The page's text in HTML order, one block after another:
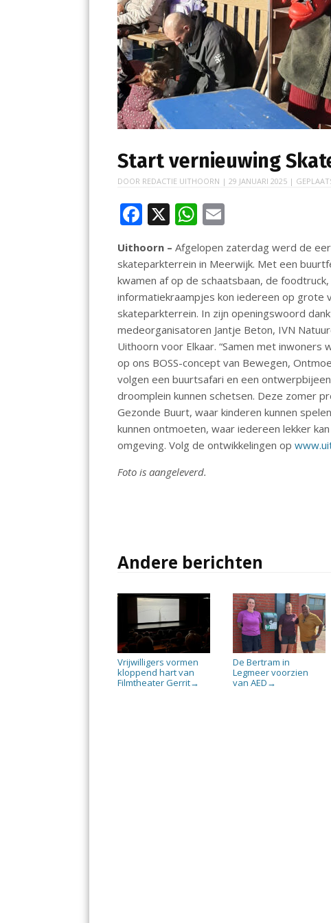
Start vernieuwing
DOOR REDACTIE UITHOORN |29 JANUARI 2025 |
F
ac
e
b
o
o
k
X W
h
at
s
A
p
p
ai
l
Uithoorn –Afgelopen zaterdag werd de
skateparkterrein in Meerwijk. Met een
kwamen af op de schaatsbaan, de
informatiekraampjes kon iedereen op grote
skateparkterrein. In zijn openingswoord
medeorganisatoren Jantje Beton, IVN
Uithoorn voor Elkaar. “Samen met
op ons BOSS-concept van Bewegen,
volgen een buurtsafari en een
droomplein kunnen schetsen. Deze zomer
Gezonde Buurt, waar kinderen kunnen
kunnen ontmoeten, waar iedereen lekker
omgeving. Volg de ontwikkelingen op
Foto is aangeleverd.
Andere berichten
Vrijwilligers vormen
kloppend hart van
Filmtheater Gerrit→
De Bertram in
Legmeer voorzien
van AED →